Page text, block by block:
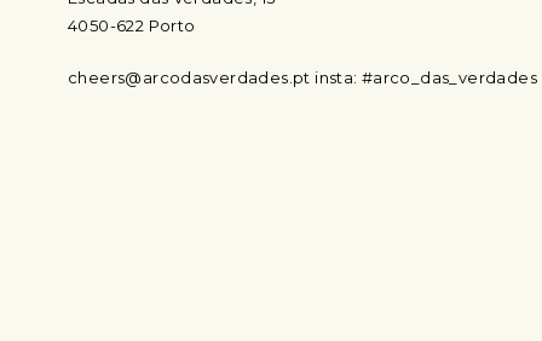
4050-622 Porto
cheers@arcodasverdades.pt insta: #arco_das_verdades